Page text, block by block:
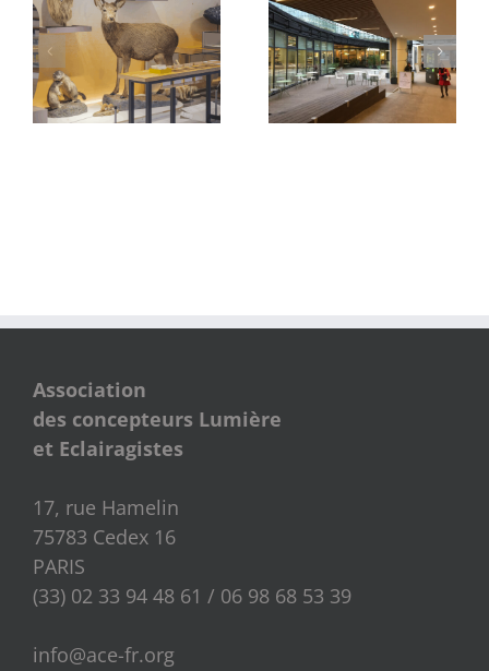
Abords Oxygen Quartier des Groues
Association
des concepteurs Lumière
et Eclairagistes
17, rue Hamelin
75783 Cedex 16
PARIS
(33) 02 33 94 48 61 / 06 98 68 53 39
info@ace-fr.org